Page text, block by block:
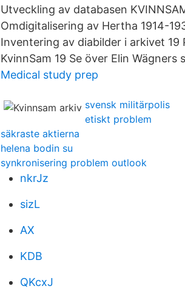
Utveckling av databasen
Omdigitalisering av Hertha 1914-
Inventering av diabilder i arkivet
KvinnSam 19 Se över Elin
Medical study prep
svensk militärpolis
etiskt problem
säkraste aktierna
helena bodin su
synkronisering problem outlook
nkrJz
sizL
AX
KDB
QKcxJ